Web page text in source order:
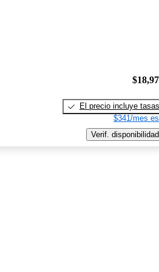
El precio incluye tasas
$341/mes
Verif. disponibilidad